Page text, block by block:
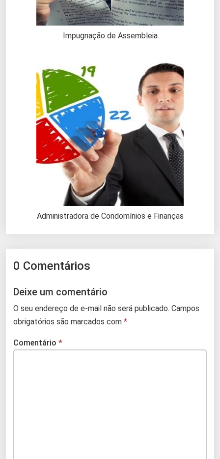
Impugnação de Assembleia
Administradora de Condomínios e Finanças
0 Comentários
Deixe um comentário
O seu endereço de e-mail não será publicado. Campos
obrigatórios são marcados com *
Comentário *